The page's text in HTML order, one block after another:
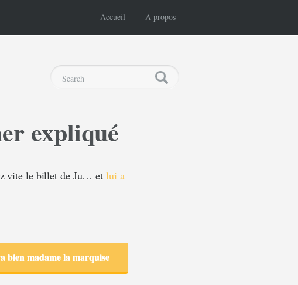
Accueil A propos
expliqué
vite le billet de Ju… et lui a
bien madame la marquise